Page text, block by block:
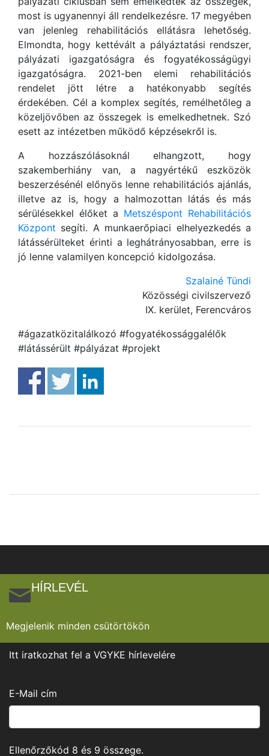
most is ugyanennyi áll rendelkezésre. 17 megyében
van jelenleg rehabilitációs ellátásra lehetőség.
Elmondta, hogy kettévált a pályáztatási rendszer,
pályázati igazgatóságra és fogyatékosságügyi
igazgatóságra. 2021-ben elemi rehabilitációs
rendelet jött létre a hatékonyabb segítés
érdekében. Cél a komplex segítés, remélhetőleg a
közeljövőben az összegek is emelkedhetnek. Szó
esett az intézetben működő képzésekről is.
A hozzászólásoknál elhangzott, hogy
szakemberhiány van, a nagyértékű eszközök
beszerzésénél előnyös lenne rehabilitációs ajánlás,
illetve az is, hogy a halmozottan látás és más
sérülésekkel élőket a Metszéspont Rehabilitációs
Központ segíti. A munkaerőpiaci elhelyezkedés a
látássérülteket érinti a leghátrányosabban, erre is
jó lenne valamilyen koncepció kidolgozása.
Szalainé Tündi
Közösségi civilszervező
IX. kerület, Ferencváros
#ágazatközitalálkozó #fogyatékossággalélők
#látássérült #pályázat #projekt
HÍRLEVÉL
Megjelenik minden csütörtökön
Itt iratkozhat fel a VGYKE hírlevelére
E-Mail cím
Ellenőrzőkód 8 és 9 összege.